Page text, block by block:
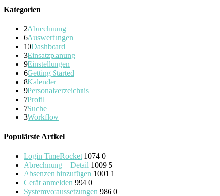
Kategorien
2Abrechnung
6Auswertungen
10Dashboard
3Einsatzplanung
9Einstellungen
6Getting Started
8Kalender
9Personalverzeichnis
7Profil
7Suche
3Workflow
Populärste Artikel
Login TimeRocket 1074 0
Abrechnung – Detail 1009 5
Absenzen hinzufügen 1001 1
Gerät anmelden 994 0
Systemvoraussetzungen 986 0